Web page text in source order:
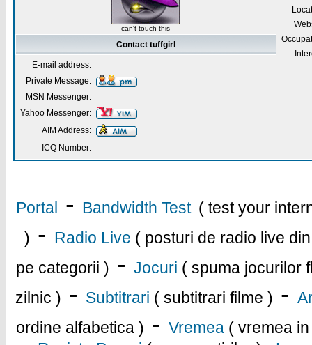
can't touch this
Contact tuffgirl
E-mail address:
Private Message:
MSN Messenger:
Yahoo Messenger:
AIM Address:
ICQ Number:
Portal - Bandwidth Test ( test your
) - Radio Live ( posturi de radio live
pe categorii ) - Jocuri ( spuma jocurilor
zilnic ) - Subtitrari ( subtitrari filme ) -
ordine alfabetica ) - Vremea ( vremea